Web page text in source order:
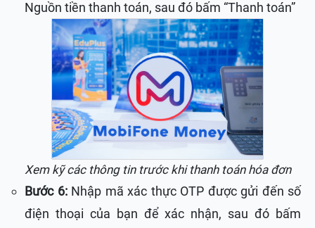
Nguồn tiền thanh toán, sau đó bấm “Thanh toán”
Xem kỹ các thông tin trước khi thanh toán hóa đơn
Bước 6:Nhập mã xác thực OTP được gửi đến số
điện thoại của bạn để xác nhận, sau đó bấm